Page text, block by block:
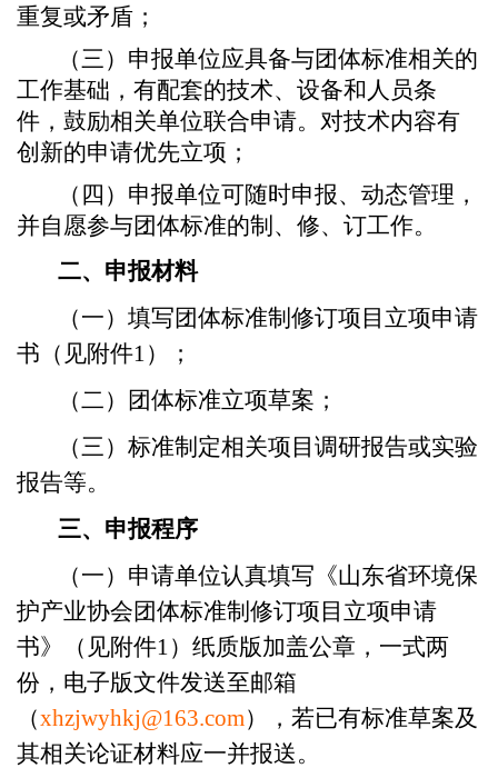
重复或矛盾；
（三）申报单位应具备与团体标准相关的
工作基础，有配套的技术、设备和人员条
件，鼓励相关单位联合申请。对技术内容有
创新的申请优先立项；
（四）申报单位可随时申报、动态管理，
并自愿参与团体标准的制、修、订工作。
二、申报材料
（一）填写团体标准制修订项目立项申请
书（见附件1）；
（二）团体标准立项草案；
（三）标准制定相关项目调研报告或实验
报告等。
三、申报程序
（一）申请单位认真填写《山东省环境保
护产业协会团体标准制修订项目立项申请
书》（见附件1）纸质版加盖公章，一式两
份，电子版文件发送至邮箱
（xhzjwyhkj@163.com），若已有标准草案及
其相关论证材料应一并报送。